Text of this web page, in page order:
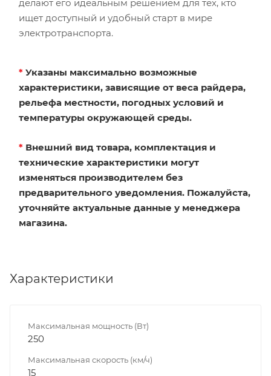
делают его идеальным решением для тех, кто
ищет доступный и удобный старт в мире
электротранспорта.
* Указаны максимально возможные
характеристики, зависящие от веса райдера,
рельефа местности, погодных условий и
температуры окружающей среды.
* Внешний вид товара, комплектация и
технические характеристики могут
изменяться производителем без
предварительного уведомления. Пожалуйста,
уточняйте актуальные данные у менеджера
магазина.
Характеристики
Максимальная мощность (Вт)
250
Максимальная скорость (км/ч)
15